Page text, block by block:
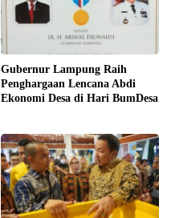
Gubernur Lampung Raih
Penghargaan Lencana Abdi
Ekonomi Desa di Hari BumDesa